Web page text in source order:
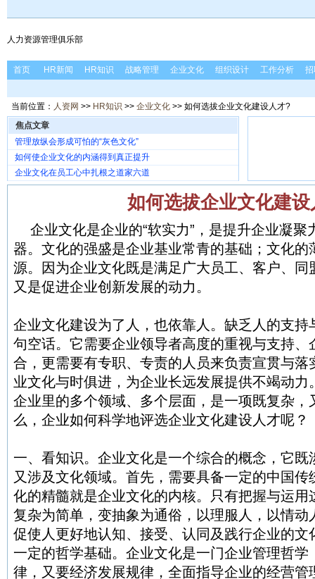
人力资源管理俱乐部
首页 HR新闻 HR知识 战略管理 企业文化 组织设计 工作分析
当前位置： 人资网 >> HR知识 >> 企业文化 >> 如何选拔企业文化建设人才?
焦点文章
管理放纵会形成可怕的“灰色文化”
如何使企业文化的内涵得到真正提升
企业文化在员工心中扎根之道家六道
如何选拔企业文化建
企业文化是企业的“软实力”，是提升企业凝
器。文化的强盛是企业基业常青的基础；文化
源。因为企业文化既是满足广大员工、客户、同
又是促进企业创新发展的动力。
企业文化建设为了人，也依靠人。缺乏人的支持
句空话。它需要企业领导者高度的重视与支持、
合，更需要有专职、专责的人员来负责宣贯与落
业文化与时俱进，为企业长远发展提供不竭动
企业里的多个领域、多个层面，是一项既复杂，
么，企业如何科学地评选企业文化建设人才呢？
一、看知识。企业文化是一个综合的概念，它
又涉及文化领域。首先，需要具备一定的中国
化的精髓就是企业文化的内核。只有把握与运用
复杂为简单，变抽象为通俗，以理服人，以情动
促使人更好地认知、接受、认同及践行企业的文
一定的哲学基础。企业文化是一门企业管理哲学
律，又要经济发展规律，全面指导企业的经营管